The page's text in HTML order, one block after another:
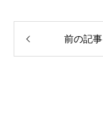
前の記事